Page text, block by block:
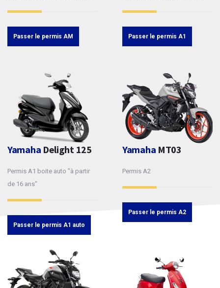
Passer le permis AM Passer le permis A1
Yamaha Delight 125
Permis A1 boite auto "à partir
de 16 ans"
Passer le permis A1 auto
Yamaha MT03
Permis A2
Passer le permis A2